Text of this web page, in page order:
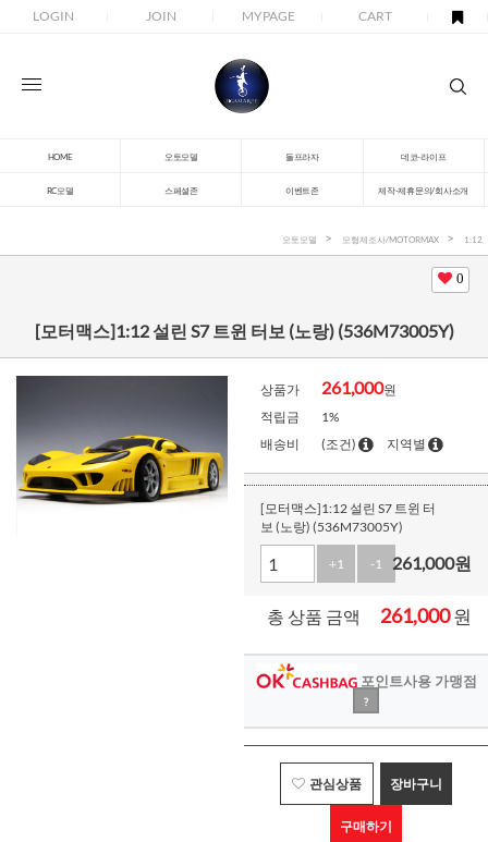
LOGIN JOIN MYPAGE CART
HOME 오토모델 돌프라자 데코-라이프
RC모델 스페셜존 이벤트존 제작-제휴문의/회사소개
오토모델 모형제조사/MOTORMAX 1:12
0
[모터맥스]1:12 설린 S7 트윈 터보 (노랑) (536M73005Y)
상품가 261,000원
적립금
1%
배송비
(조건) 지역별
[모터맥스]1:12 설린 S7 트윈 터
보 (노랑) (536M73005Y)
+1 -1 261,000원
총 상품 금액 261,000원
포인트사용 가맹점
?
관심상품 장바구니
구매하기